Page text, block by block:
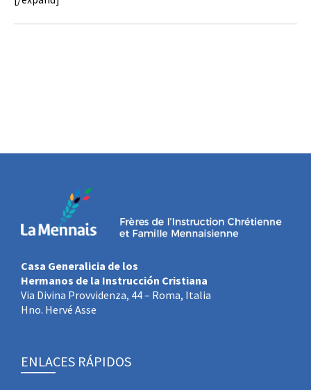
Casa Generalicia de los
Hermanos de la Instrucción Cristiana
Via Divina Provvidenza, 44 – Roma, Italia
Hno. Hervé Asse
ENLACES RÁPIDOS